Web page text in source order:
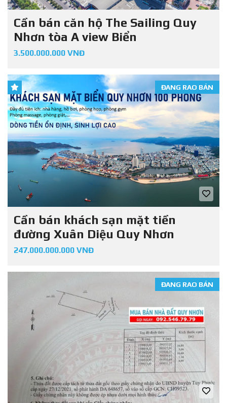
Cần bán căn hộ The Sailing Quy
Nhơn tòa A view Biển
3.500.000.000 VNĐ
ĐANG RAO BÁN
Cần bán khách sạn mặt tiền
đường Xuân Diệu Quy Nhơn
247.000.000.000 VNĐ
ĐANG RAO BÁN